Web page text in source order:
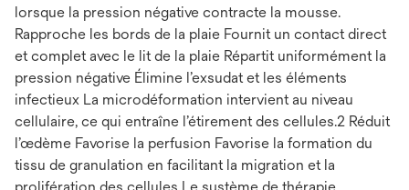
lorsque la pression négative contracte la mousse.
Rapproche les bords de la plaie Fournit un contact direct
et complet avec le lit de la plaie Répartit uniformément la
pression négative Élimine l’exsudat et les éléments
infectieux La microdéformation intervient au niveau
cellulaire, ce qui entraîne l’étirement des cellules.2 Réduit
l’œdème Favorise la perfusion Favorise la formation du
tissu de granulation en facilitant la migration et la